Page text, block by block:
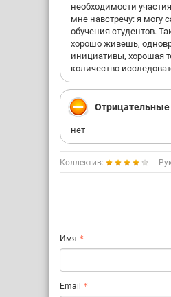
необходимости
мне навстречу: я могу
обучения студентов.
хорошо живешь,
инициативы, хорошая
количество
Отрицательные
нет
Коллектив:
Имя
Email